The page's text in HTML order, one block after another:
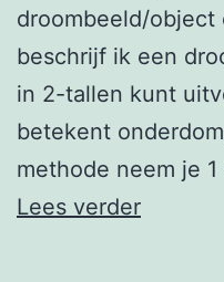
droombeeld/object
beschrijf ik een
in 2-tallen kunt
betekent
methode neem je
Lees verderDroom